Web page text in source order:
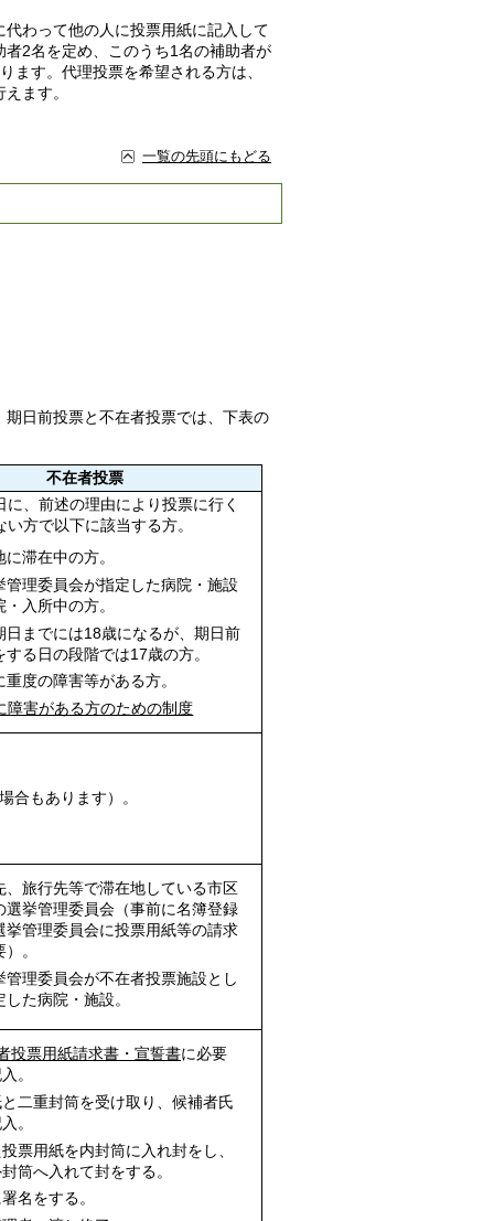
わって他の人に投票用紙に記入して
2名を定め、このうち1名の補助者が
ます。代理投票を希望される方は、
ます。
一覧の先頭にもどる
日前投票と不在者投票では、下表の
不在者投票
、前述の理由により投票に行く
い方で以下に該当する方。
に滞在中の方。
管理委員会が指定した病院・施設
・入所中の方。
日までには18歳になるが、期日前
する日の段階では17歳の方。
重度の障害等がある方。
障害がある方のための制度
合もあります）。
、旅行先等で滞在地している市区
選挙管理委員会（事前に名簿登録
挙管理委員会に投票用紙等の請求
。
管理委員会が不在者投票施設とし
した病院・施設。
投票用紙請求書・宣誓書に必要
。
二重封筒を受け取り、候補者氏
。
票用紙を内封筒に入れ封をし、
筒へ入れて封をする。
名をする。